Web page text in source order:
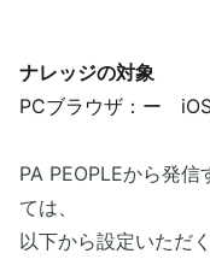
ナレッジの対象
PCブラウザ：ー
​PA PEOPLEから発
ては、
以下から設定いただ